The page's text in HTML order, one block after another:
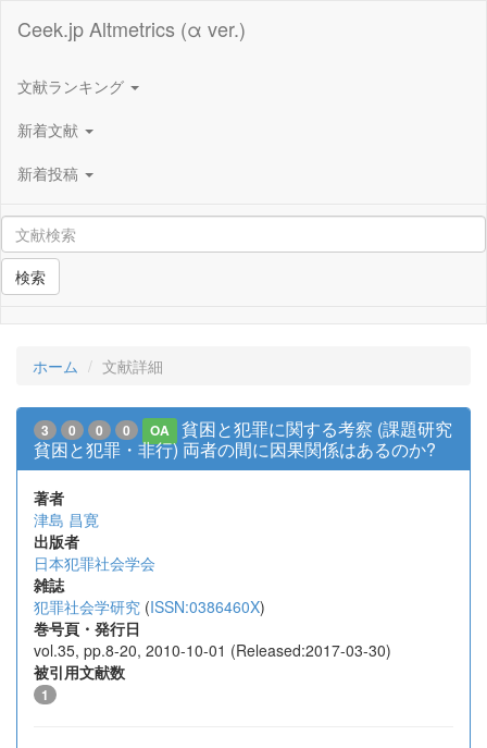
Ceek.jp Altmetrics (α ver.)
文献ランキング
新着文献
新着投稿
検索
ホーム 文献詳細
3 0 0 0 OA
貧困と犯罪に関する考察 (課題研究
貧困と犯罪・非行) 両者の間に因果関係はあるのか?
著者
津島 昌寛
出版者
日本犯罪社会学会
雑誌
犯罪社会学研究 (ISSN:0386460X)
巻号頁・発行日
vol.35, pp.8-20, 2010-10-01 (Released:2017-03-30)
被引用文献数
1